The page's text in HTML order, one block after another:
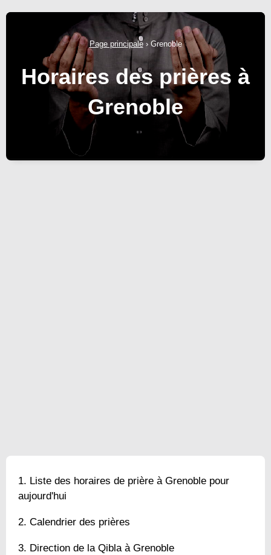
Page principale› Grenoble
Horaires des prières à
Grenoble
Liste des horaires de prière à Grenoble pour
aujourd'hui
Calendrier des prières
Direction de la Qibla à Grenoble